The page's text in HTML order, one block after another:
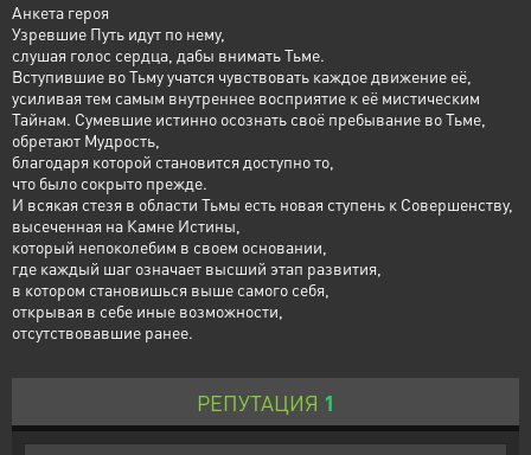
Анкета героя
Узревшие Путь идут по нему,
слушая голос сердца, дабы внимать Тьме.
Вступившие во Тьму учатся чувствовать каждое движение её,
усиливая тем самым внутреннее восприятие к её мистическим
Тайнам. Сумевшие истинно осознать своё пребывание во Тьме,
обретают Мудрость,
благодаря которой становится доступно то,
что было сокрыто прежде.
И всякая стезя в области Тьмы есть новая ступень к Совершенству,
высеченная на Камне Истины,
который непоколебим в своем основании,
где каждый шаг означает высший этап развития,
в котором становишься выше самого себя,
открывая в себе иные возможности,
отсутствовавшие ранее.
РЕПУТАЦИЯ 1